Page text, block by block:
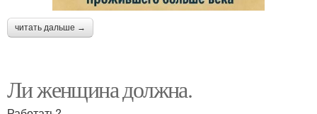
читать дальше →
Ли женщина должна.